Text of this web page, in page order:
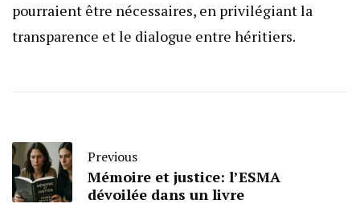
pourraient être nécessaires, en privilégiant la
transparence et le dialogue entre héritiers.
Previous
Mémoire et justice: l’ESMA
dévoilée dans un livre